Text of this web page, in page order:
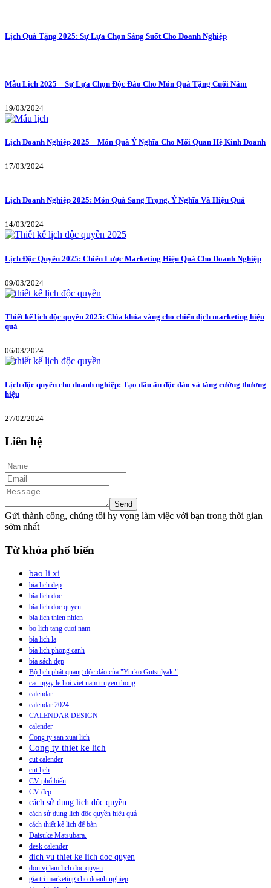
Lịch Quà Tặng 2025: Sự Lựa Chọn Sáng Suốt Cho Doanh Nghiệp
Mẫu Lịch 2025 – Sự Lựa Chọn Độc Đáo Cho Món Quà Tặng Cuối Năm
19/03/2024
Lịch Doanh Nghiệp 2025 – Món Quà Ý Nghĩa Cho Mối Quan Hệ Kinh Doanh
17/03/2024
Lịch Doanh Nghiệp 2025: Món Quà Sang Trọng, Ý Nghĩa Và Hiệu Quả
14/03/2024
Lịch Độc Quyền 2025: Chiến Lược Marketing Hiệu Quả Cho Doanh Nghiệp
09/03/2024
Thiết kế lịch độc quyền 2025: Chìa khóa vàng cho chiến dịch marketing hiệu
quả
06/03/2024
Lịch độc quyền cho doanh nghiệp: Tạo dấu ấn độc đáo và tăng cường thương
hiệu
27/02/2024
Liên hệ
Gửi thành công, chúng tôi hy vọng làm việc với bạn trong thời gian
sớm nhất
Từ khóa phổ biến
bao li xi
bia lich dep
bia lich doc
bia lich doc quyen
bia lich thien nhien
bo lich tang cuoi nam
bìa lich la
bìa lich phong canh
bìa sách đẹp
Bộ lịch phát quang độc đáo của "Yurko Gutsulyak "
cac ngay le hoi viet nam truyen thong
calendar
calendar 2024
CALENDAR DESIGN
calender
Cong ty san xuat lich
Cong ty thiet ke lich
cut calender
cut lịch
CV phổ biến
CV đẹp
cách sử dụng lịch độc quyền
cách sử dụng lịch độc quyền hiệu quả
cách thiết kế lịch để bàn
Daisuke Matsubara.
desk calender
dich vu thiet ke lich doc quyen
don vị lam lich doc quyen
gia tri marketing cho doanh nghiep